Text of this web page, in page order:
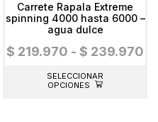
Carrete Rapala Extreme
spinning 4000 hasta 6000 –
agua dulce
$ 219.970 - $ 239.970
SELECCIONAR
OPCIONES